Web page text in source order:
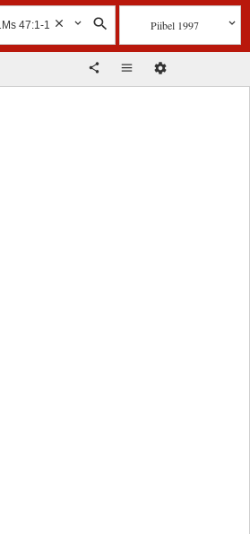
Piibel 1997